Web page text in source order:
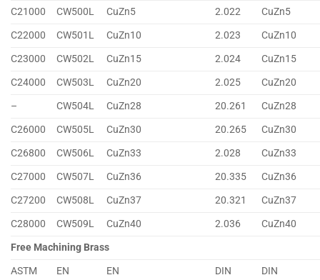
C21000
CW500L CuZn5 2.022
CuZn5
C22000
CW501L CuZn10 2.023
CuZn10
C23000
CW502L CuZn15 2.024
CuZn15
C24000
CW503L CuZn20 2.025
CuZn20
–
CW504L CuZn28 20.261
CuZn28
C26000
CW505L CuZn30 20.265
CuZn30
C26800
CW506L CuZn33 2.028
CuZn33
C27000
CW507L CuZn36 20.335
CuZn36
C27200
CW508L CuZn37 20.321
CuZn37
C28000
CW509L CuZn40 2.036
CuZn40
Free Machining Brass
ASTM
EN EN DIN DIN